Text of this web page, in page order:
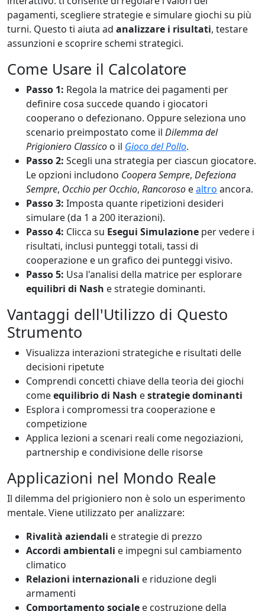
pagamenti, scegliere strategie e simulare giochi su più
turni. Questo ti aiuta ad analizzare i risultati, testare
assunzioni e scoprire schemi strategici.
Come Usare il Calcolatore
Passo 1: Regola la matrice dei pagamenti per
definire cosa succede quando i giocatori
cooperano o defezionano. Oppure seleziona uno
scenario preimpostato come il Dilemma del
Prigioniero Classico o il Gioco del Pollo.
Passo 2: Scegli una strategia per ciascun giocatore.
Le opzioni includono Coopera Sempre, Defeziona
Sempre, Occhio per Occhio, Rancoroso ealtro ancora.
Passo 3: Imposta quante ripetizioni desideri
simulare (da 1 a 200 iterazioni).
Passo 4: Clicca su Esegui Simulazione per vedere i
risultati, inclusi punteggi totali, tassi di
cooperazione e un grafico dei punteggi visivo.
Passo 5: Usa l'analisi della matrice per esplorare
equilibri di Nash e strategie dominanti.
Vantaggi dell'Utilizzo di Questo
Strumento
Visualizza interazioni strategiche e risultati delle
decisioni ripetute
Comprendi concetti chiave della teoria dei giochi
comeequilibrio di Nash estrategie dominanti
Esplora i compromessi tra cooperazione e
competizione
Applica lezioni a scenari reali come negoziazioni,
partnership e condivisione delle risorse
Applicazioni nel Mondo Reale
Il dilemma del prigioniero non è solo un esperimento
mentale. Viene utilizzato per analizzare:
Rivalità aziendali e strategie di prezzo
Accordi ambientali e impegni sul cambiamento
climatico
Relazioni internazionali e riduzione degli
armamenti
Comportamento sociale e costruzione della